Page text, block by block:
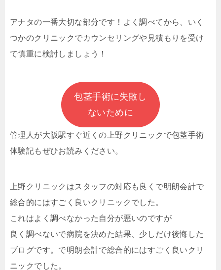
アナタの一番大切な部分です！よく調べてから、いく
つかのクリニックでカウンセリングや見積もりを受け
て慎重に検討しましょう！
包茎手術に失敗し
ないために
管理人が大阪駅すぐ近くの上野クリニックで包茎手術
体験記もぜひお読みください。
上野クリニックはスタッフの対応も良くで明朗会計で
総合的にはすごく良いクリニックでした。
これはよく調べなかった自分が悪いのですが
良く調べないで病院を決めた結果、少しだけ後悔した
ブログです。で明朗会計で総合的にはすごく良いクリ
ニックでした。